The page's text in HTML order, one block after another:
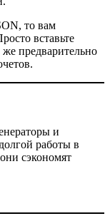
то вам
вставьте
предварительно
и
работы в
сэкономят